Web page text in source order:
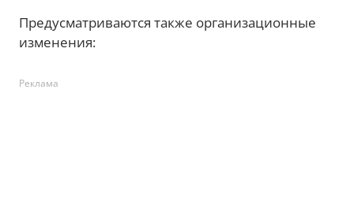
Предусматриваются также организационные
изменения:
Реклама